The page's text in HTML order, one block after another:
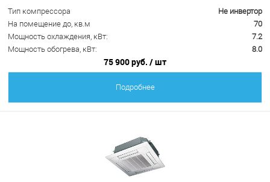
Тип компрессора
Не инвертор
На помещение до, кв.м
70
Мощность охлаждения, кВт:
7.2
Мощность обогрева, кВт:
8.0
75 900 руб. / шт
Подробнее